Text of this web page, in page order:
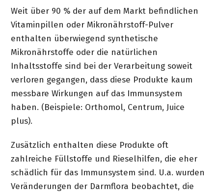
Weit über 90 % der auf dem Markt befindlichen
Vitaminpillen oder Mikronährstoff-Pulver
enthalten überwiegend synthetische
Mikronährstoffe oder die natürlichen
Inhaltsstoffe sind bei der Verarbeitung soweit
verloren gegangen, dass diese Produkte kaum
messbare Wirkungen auf das Immunsystem
haben. (Beispiele: Orthomol, Centrum, Juice
plus).
Zusätzlich enthalten diese Produkte oft
zahlreiche Füllstoffe und Rieselhilfen, die eher
schädlich für das Immunsystem sind. U.a. wurden
Veränderungen der Darmflora beobachtet, die